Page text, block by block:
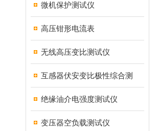
微机保护测试仪
高压钳形电流表
无线高压变比测试仪
互感器伏安变比极性综合测
绝缘油介电强度测试仪
变压器空负载测试仪